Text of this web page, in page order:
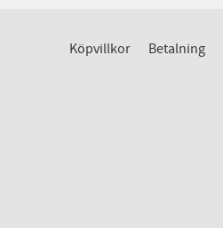
Köpvillkor Betalning